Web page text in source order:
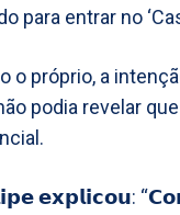
para entrar no
o próprio, a
podia revelar
𝗲𝘅𝗽𝗹𝗶𝗰𝗼𝘂: